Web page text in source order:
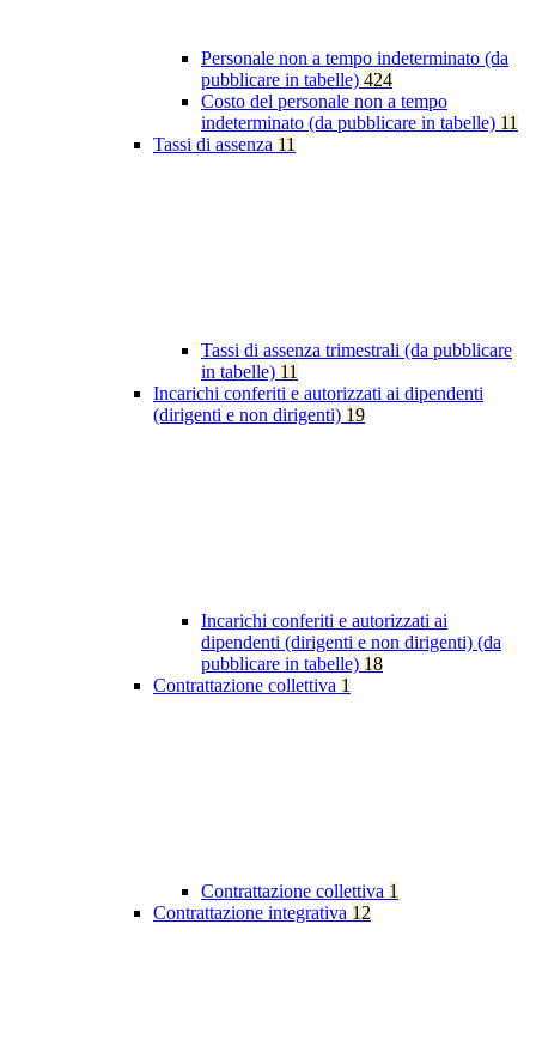
Personale non a tempo indeterminato (da
pubblicare in tabelle) 424
Costo del personale non a tempo
indeterminato (da pubblicare in tabelle) 11
Tassi di assenza 11
Tassi di assenza trimestrali (da pubblicare
in tabelle) 11
Incarichi conferiti e autorizzati ai dipendenti
(dirigenti e non dirigenti) 19
Incarichi conferiti e autorizzati ai
dipendenti (dirigenti e non dirigenti) (da
pubblicare in tabelle) 18
Contrattazione collettiva 1
Contrattazione collettiva 1
Contrattazione integrativa 12